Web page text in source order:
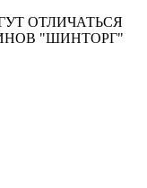
ОТЛИЧАТЬСЯ
"ШИНТОРГ"